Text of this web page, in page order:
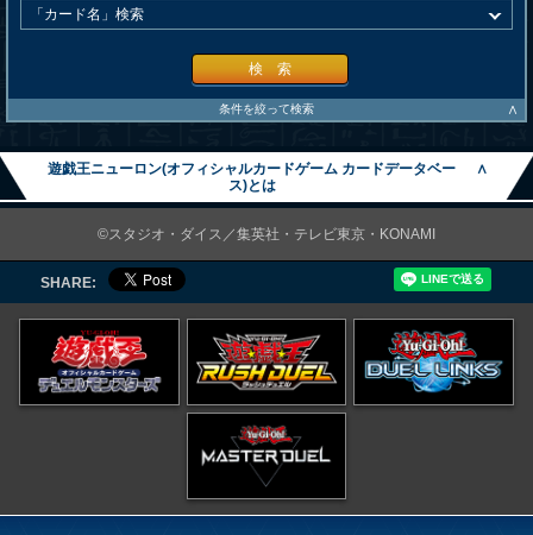
検 索
条件を絞って検索 ∧
遊戯王ニューロン(オフィシャルカードゲーム カードデータベー
ス)とは
∧
©スタジオ・ダイス／集英社・テレビ東京・KONAMI
SHARE: